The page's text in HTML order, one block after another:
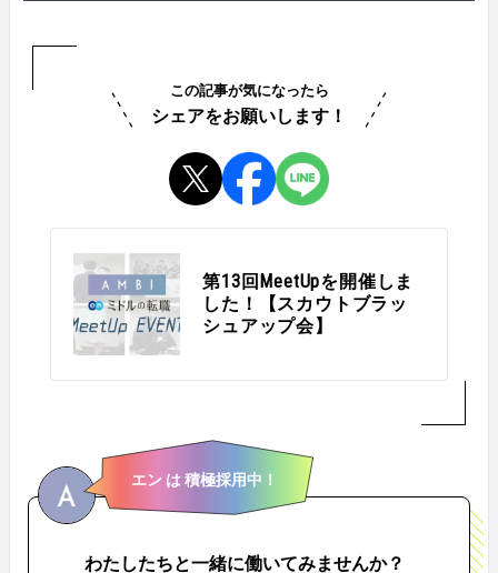
この記事が気になったら
シェアをお願いします！
第13回MeetUpを開催しま
した！【スカウトブラッ
シュアップ会】
エン は 積極採用中！
わたしたちと一緒に働いてみませんか？